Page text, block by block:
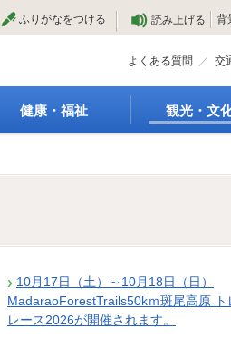
ふりがなをつける 読み上げる 背
よくある質問 交
健康・福祉
健康増進
予防接種
食育
観光・文
スポーツ
まつり
国内・国際交流
10月17日（土）～10月18日（日）
MadaraoForestTrails50kｍ斑尾高原
レース2026が開催されます。